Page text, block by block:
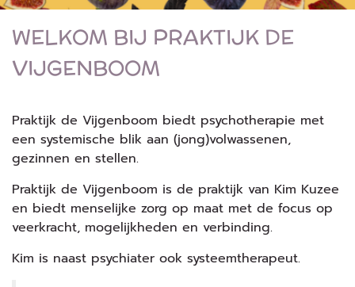
WELKOM BIJ PRAKTIJK DE
VIJGENBOOM
Praktijk de Vijgenboom biedt psychotherapie met
een systemische blik aan (jong)volwassenen,
gezinnen en stellen.
Praktijk de Vijgenboom is de praktijk van Kim Kuzee
en biedt menselijke zorg op maat met de focus op
veerkracht, mogelijkheden en verbinding.
Kim is naast psychiater ook systeemtherapeut.